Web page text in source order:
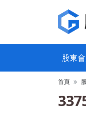
股東
首頁